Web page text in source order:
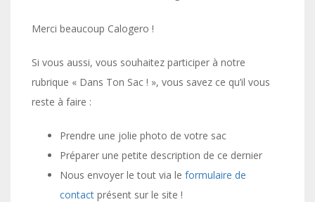
Merci beaucoup Calogero !
Si vous aussi, vous souhaitez participer à notre
rubrique « Dans Ton Sac ! », vous savez ce qu’il vous
reste à faire :
Prendre une jolie photo de votre sac
Préparer une petite description de ce dernier
Nous envoyer le tout via le formulaire de
contact présent sur le site !